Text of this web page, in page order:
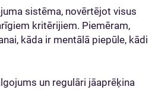
sistēma, novērtējot visus
kritērijiem. Piemēram,
kāda ir mentālā piepūle, kādi
un regulāri jāaprēķina